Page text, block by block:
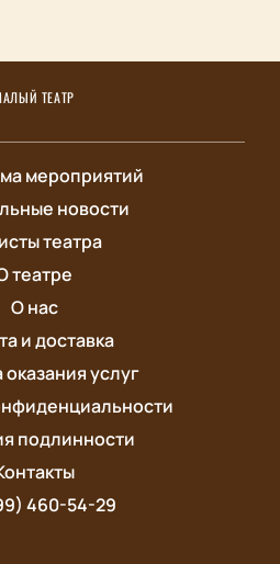
ТЕАТР
мероприятий
новости
театра
театре
О нас
и доставка
услуг
подлинности
460-54-29